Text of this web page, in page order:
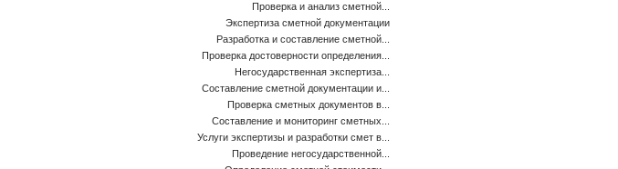
Проверка и анализ сметной...
Экспертиза сметной документации
Разработка и составление сметной...
Проверка достоверности определения...
Негосударственная экспертиза...
Составление сметной документации и...
Проверка сметных документов в...
Составление и мониторинг сметных...
Услуги экспертизы и разработки смет в...
Проведение негосударственной...